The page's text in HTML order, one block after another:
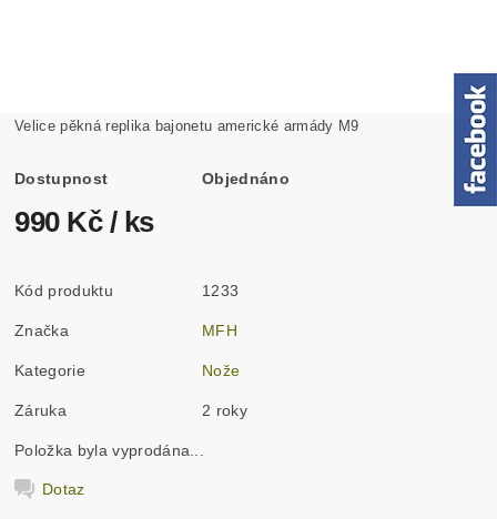
Velice pěkná replika bajonetu americké armády M9
Dostupnost Objednáno
990 Kč / ks
Kód produktu 1233
Značka MFH
Kategorie Nože
Záruka 2 roky
Položka byla vyprodána...
Dotaz